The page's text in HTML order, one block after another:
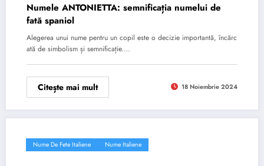
Numele ANTONIETTA: semnificația numelui de
fată spaniol
Alegerea unui nume pentru un copil este o decizie importantă, încărc
ată de simbolism și semnificație.…
Citește mai mult 18 Noiembrie 2024
Nume De Fete Italiene Nume Italiene